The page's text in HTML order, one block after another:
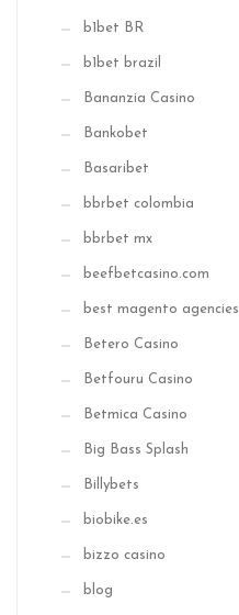
b1bet BR
b1bet brazil
Bananzia Casino
Bankobet
Basaribet
bbrbet colombia
bbrbet mx
beefbetcasino.com
best magento agencies
Betero Casino
Betfouru Casino
Betmica Casino
Big Bass Splash
Billybets
biobike.es
bizzo casino
blog